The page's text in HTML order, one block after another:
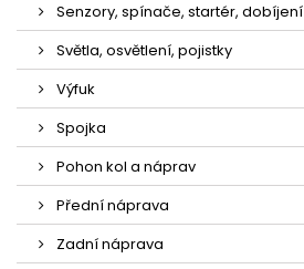
Senzory, spínače, startér, dobíjení
Světla, osvětlení, pojistky
Výfuk
Spojka
Pohon kol a náprav
Přední náprava
Zadní náprava